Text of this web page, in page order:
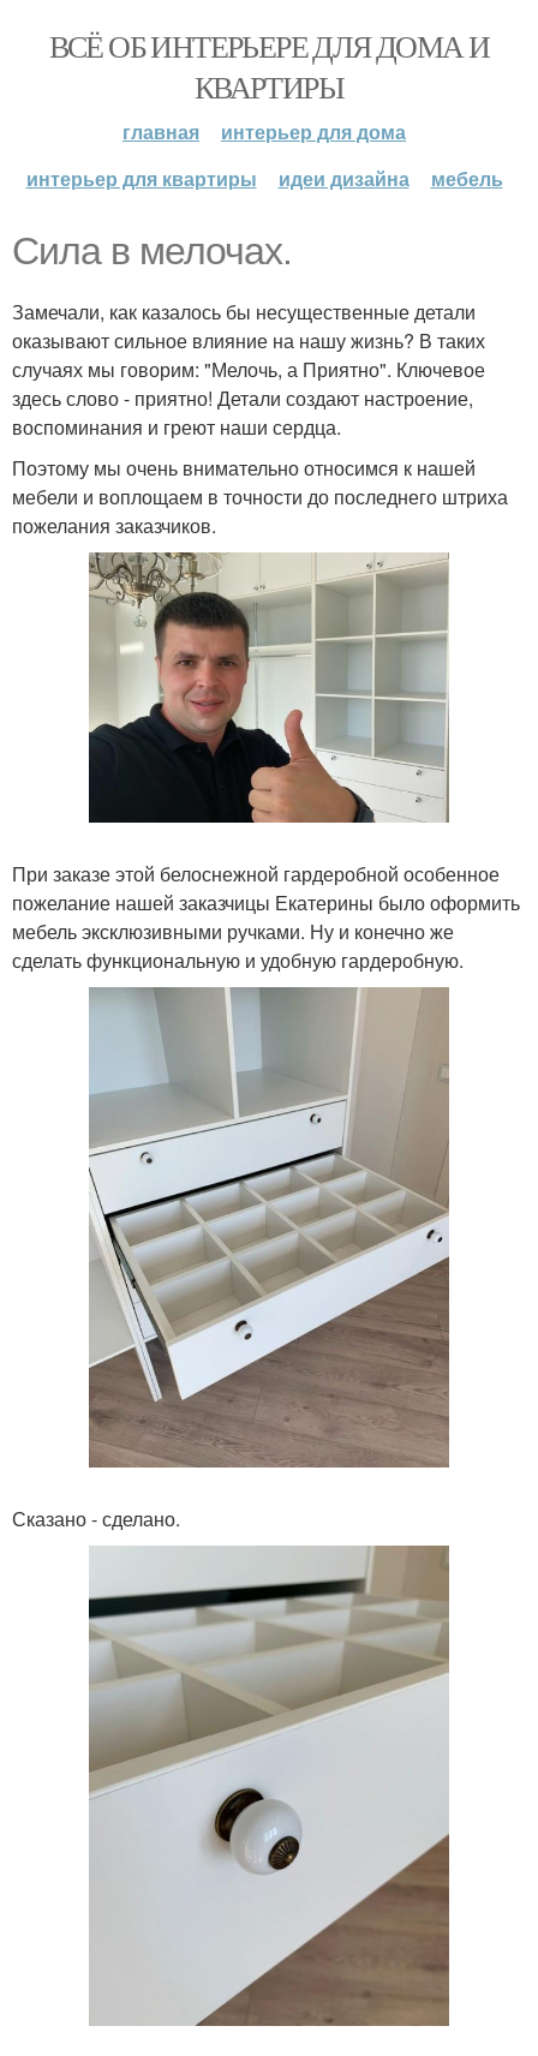
ВСЁ ОБ ИНТЕРЬЕРЕ ДЛЯ ДОМА И
КВАРТИРЫ
главная
интерьер для дома
интерьер для квартиры
идеи дизайна мебель
Сила в мелочах.
Замечали, как казалось бы несущественные детали
оказывают сильное влияние на нашу жизнь? В таких
случаях мы говорим: "Мелочь, а Приятно". Ключевое
здесь слово - приятно! Детали создают настроение,
воспоминания и греют наши сердца.
Поэтому мы очень внимательно относимся к нашей
мебели и воплощаем в точности до последнего штриха
пожелания заказчиков.
При заказе этой белоснежной гардеробной особенное
пожелание нашей заказчицы Екатерины было оформить
мебель эксклюзивными ручками. Ну и конечно же
сделать функциональную и удобную гардеробную.
Сказано - сделано.